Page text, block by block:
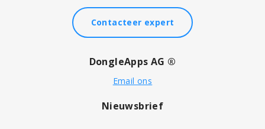
Contacteer expert
DongleApps AG ®
Email ons
Nieuwsbrief